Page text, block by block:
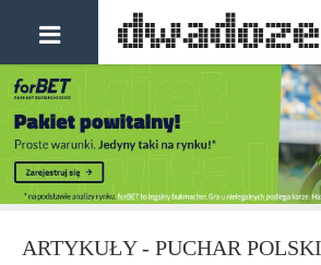
ARTYKUŁY - PUCHAR